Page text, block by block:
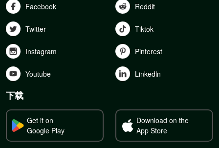
Facebook Reddit
Twitter Tiktok
Instagram Pinterest
Youtube Linkedln
下载
Get it on
Google Play
Download on the
App Store